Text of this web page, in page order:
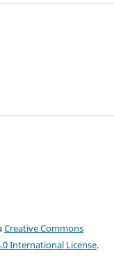
Creative Commons
International License.